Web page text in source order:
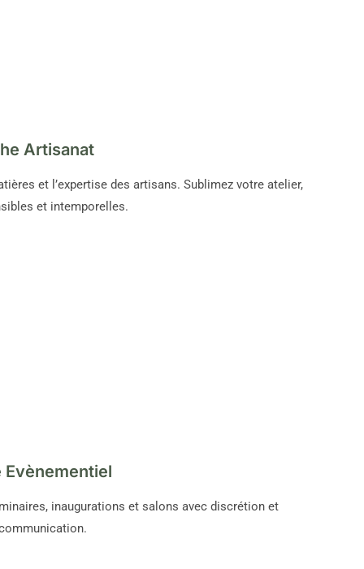
Artisanat
et l’expertise des artisans. Sublimez votre atelier,
et intemporelles.
inaugurations et salons avec discrétion et